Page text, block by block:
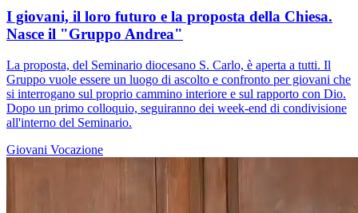
I giovani, il loro futuro e la proposta della Chiesa.
Nasce il "Gruppo Andrea"
La proposta, del Seminario diocesano S. Carlo, è aperta a tutti. Il
Gruppo vuole essere un luogo di ascolto e confronto per giovani che
si interrogano sul proprio cammino interiore e sul rapporto con Dio.
Dopo un primo colloquio, seguiranno dei week-end di condivisione
all'interno del Seminario.
Giovani Vocazione